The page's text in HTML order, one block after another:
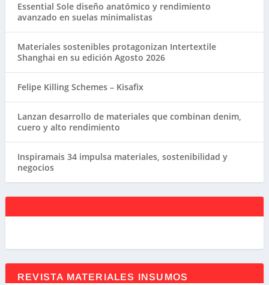
Essential Sole diseño anatómico y rendimiento
avanzado en suelas minimalistas
Materiales sostenibles protagonizan Intertextile
Shanghai en su edición Agosto 2026
Felipe Killing Schemes – Kisafix
Lanzan desarrollo de materiales que combinan denim,
cuero y alto rendimiento
Inspiramais 34 impulsa materiales, sostenibilidad y
negocios
REVISTA MATERIALES INSUMOS